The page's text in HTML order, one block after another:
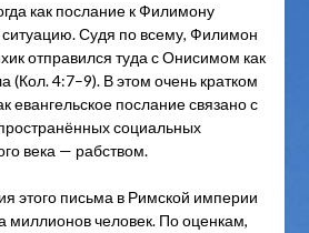
как послание к Филимону
ситуацию. Судя по всему, Филимон
отправился туда с Онисимом как
(Кол. 4:7–9). В этом очень кратком
евангельское послание связано с
социальных
века — рабством.
этого письма в Римской империи
миллионов человек. По оценкам,